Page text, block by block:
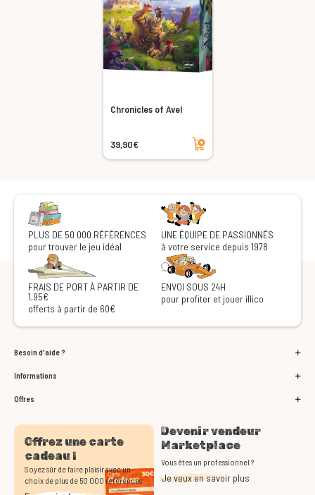
Chronicles of Avel
39,90€
Ajouter au panier
PLUS DE 50 000 RÉFÉRENCES
pour trouver le jeu idéal
UNE ÉQUIPE DE PASSIONNÉS
à votre service depuis 1978
FRAIS DE PORT À PARTIR DE
1,95€
offerts à partir de 60€
ENVOI SOUS 24H
pour profiter et jouer illico
Besoin d'aide ?
Informations
Offres
Offrez une carte
cadeau !
Soyez sûr de faire plaisir avec un
choix de plus de 50 000 références
Devenir vendeur
Marketplace
Vous êtes un professionnel ?
Je veux en savoir plus